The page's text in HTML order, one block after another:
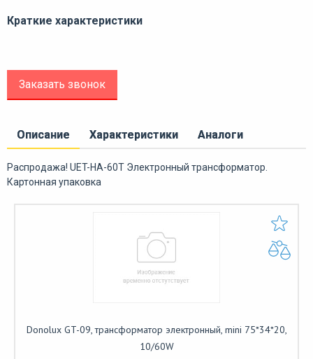
Краткие характеристики
Заказать звонок
Описание Характеристики Аналоги
Распродажа! UET-HA-60T Электронный трансформатор.
Картонная упаковка
Donolux GT-09, трансформатор электронный, mini 75*34*20,
10/60W